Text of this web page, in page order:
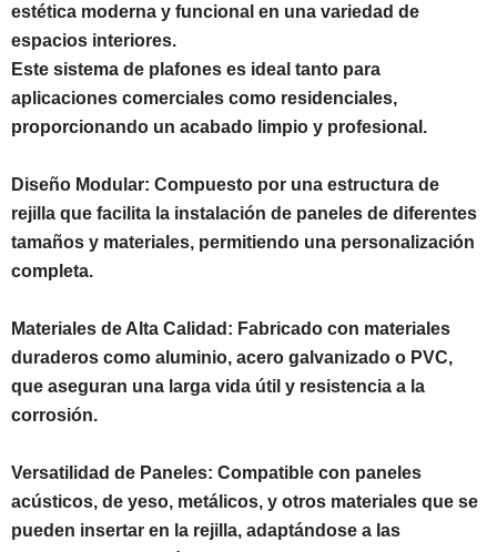
estética moderna y funcional en una variedad de
espacios interiores.
Este sistema de plafones es ideal tanto para
aplicaciones comerciales como residenciales,
proporcionando un acabado limpio y profesional.
Diseño Modular: Compuesto por una estructura de
rejilla que facilita la instalación de paneles de diferentes
tamaños y materiales, permitiendo una personalización
completa.
Materiales de Alta Calidad: Fabricado con materiales
duraderos como aluminio, acero galvanizado o PVC,
que aseguran una larga vida útil y resistencia a la
corrosión.
Versatilidad de Paneles: Compatible con paneles
acústicos, de yeso, metálicos, y otros materiales que se
pueden insertar en la rejilla, adaptándose a las